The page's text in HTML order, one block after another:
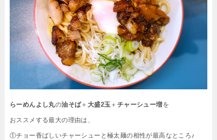
らーめんよし丸の油そば＋ 大盛2玉 ＋ チャーシュー増を
おススメする最大の理由は、
①チョー香ばしいチャーシューと極太麺の相性が最高なところ♪